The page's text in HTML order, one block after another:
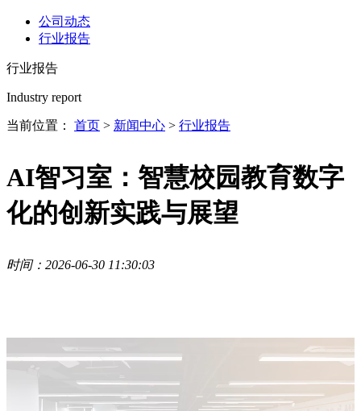
公司动态
行业报告
行业报告
Industry report
当前位置： 首页 > 新闻中心 > 行业报告
AI智习室：智慧校园教育数字
化的创新实践与展望
时间：2026-06-30 11:30:03